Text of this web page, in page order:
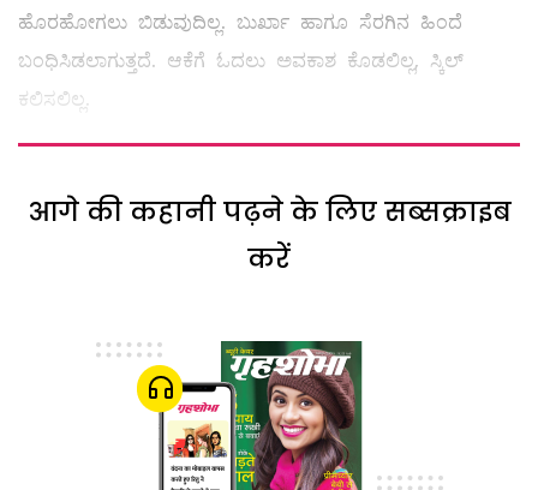
ಹೊರಹೋಗಲು ಬಿಡುವುದಿಲ್ಲ. ಬುರ್ಖಾ ಹಾಗೂ ಸೆರಗಿನ ಹಿಂದೆ
ಬಂಧಿಸಿಡಲಾಗುತ್ತದೆ. ಆಕೆಗೆ ಓದಲು ಅವಕಾಶ ಕೊಡಲಿಲ್ಲ, ಸ್ಕಿಲ್
‌ಕಲಿಸಲಿಲ್ಲ.
आगे की कहानी पढ़ने के लिए सब्सक्राइब
करें